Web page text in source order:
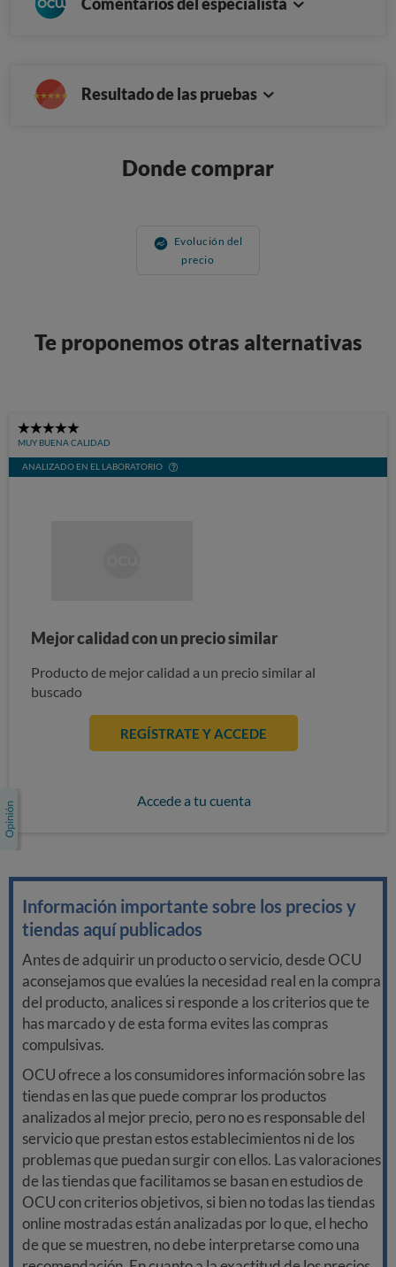
Resultado de las pruebas
Donde comprar
Evolución del
precio
Te proponemos otras alternativas
5
Stars
MUY BUENA CALIDAD
ANALIZADO EN EL LABORATORIO
Mejor calidad con un precio similar
Producto de mejor calidad a un precio similar al
buscado
REGÍSTRATE Y ACCEDE
Accede a tu cuenta
Información importante sobre los precios y
tiendas aquí publicados
Antes de adquirir un producto o servicio, desde OCU
aconsejamos que evalúes la necesidad real en la compra
del producto, analices si responde a los criterios que te
has marcado y de esta forma evites las compras
compulsivas.
OCU ofrece a los consumidores información sobre las
tiendas en las que puede comprar los productos
analizados al mejor precio, pero no es responsable del
servicio que prestan estos establecimientos ni de los
problemas que puedan surgir con ellos. Las valoraciones
de las tiendas que facilitamos se basan en estudios de
OCU con criterios objetivos, si bien no todas las tiendas
online mostradas están analizadas por lo que, el hecho
de que se muestren, no debe interpretarse como una